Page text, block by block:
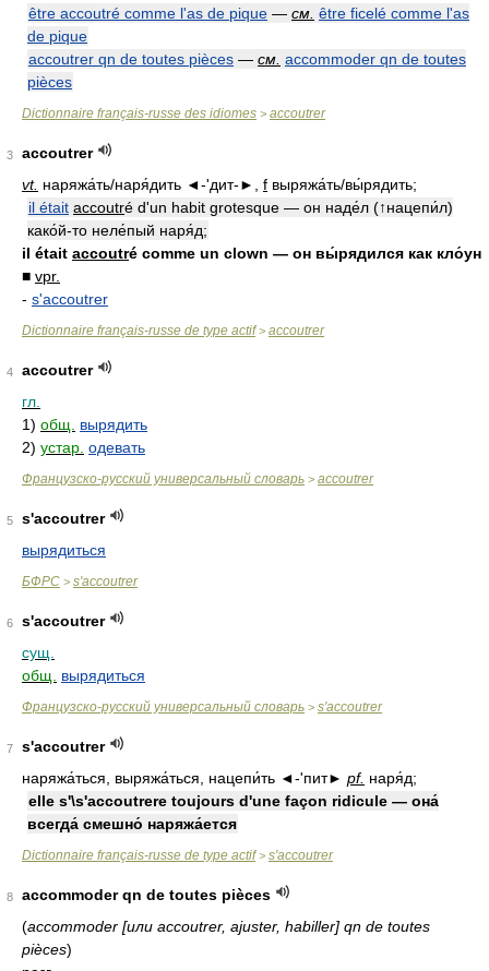
être accoutré comme l'as de pique — см. être ficelé comme l'as
de pique
accoutrer qn de toutes pièces — см. accommoder qn de toutes
pièces
Dictionnaire français-russe des idiomes > accoutrer
3
accoutrer
vt. наряжа́ть/наря́дить ◄-'дит-►, f выряжа́ть/вы́рядить;
il était accoutré d'un habit grotesque — он наде́л (↑нацепи́л)
како́й-то неле́пый наря́д;
il était accoutré comme un clown — он вы́рядился как кло́ун
■ vpr.
- s'accoutrer
Dictionnaire français-russe de type actif> accoutrer
4
accoutrer
гл.
1) общ.
вырядить
2) устар. одевать
Французско-русский универсальный словарь > accoutrer
5
s'accoutrer
вырядиться
БФРС > s'accoutrer
6
s'accoutrer
сущ.
общ.
вырядиться
Французско-русский универсальный словарь > s'accoutrer
7
s'accoutrer
наряжа́ться, выряжа́ться, нацепи́ть ◄-'пит► pf. наря́д;
elle s'\s'accoutrere toujours d'une façon ridicule — она́
всегда́ смешно́ наряжа́ется
Dictionnaire français-russe de type actif> s'accoutrer
8
accommoder qn de toutes pièces
(accommoder [или accoutrer, ajuster, habiller] qn de toutes
pièces)